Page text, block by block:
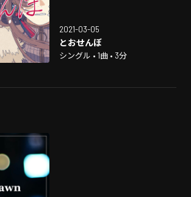
2021-03-05
とおせんぼ
シングル • 1曲 • 3分